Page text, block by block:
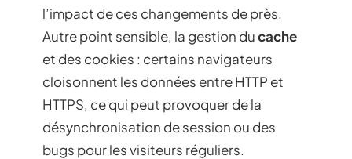
l’impact de ces changements de près.
Autre point sensible, la gestion ducache
et des cookies : certains navigateurs
cloisonnent les données entre HTTP et
HTTPS, ce qui peut provoquer de la
désynchronisation de session ou des
bugs pour les visiteurs réguliers.